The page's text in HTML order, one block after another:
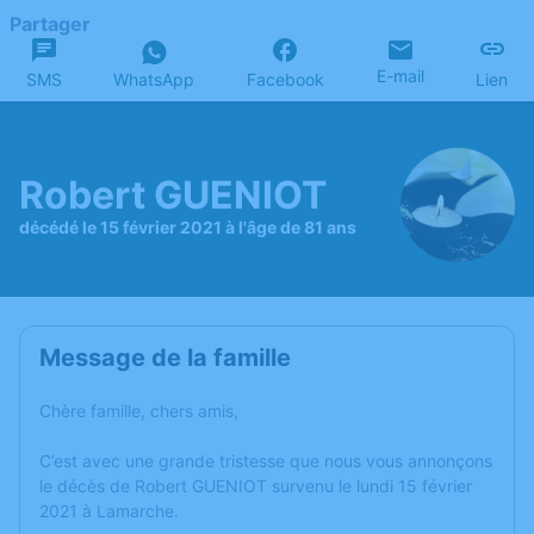
Partager
SMS WhatsApp Facebook E-mail Lien
Robert GUENIOT
décédé le 15 février 2021 à l'âge de 81 ans
Message de la famille
Chère famille, chers amis,
C’est avec une grande tristesse que nous vous annonçons
le décès de Robert GUENIOT survenu le lundi 15 février
2021 à Lamarche.